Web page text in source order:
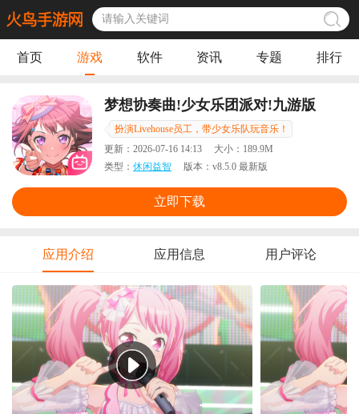
首页 游戏 软件 资讯 专题 排行
梦想协奏曲!少女乐团派对!九游版
扮演Livehouse员工，带少女乐队玩音乐！
更新： 2026-07-16 14:13 大小： 189.9M
类型： 休闲益智 版本： v8.5.0 最新版
立即下载
应用介绍 应用信息 用户评论